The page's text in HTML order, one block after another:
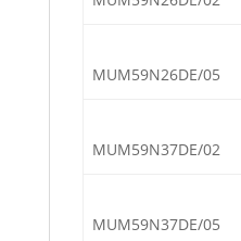
MUM59N26DE/05
MUM59N37DE/02
MUM59N37DE/05